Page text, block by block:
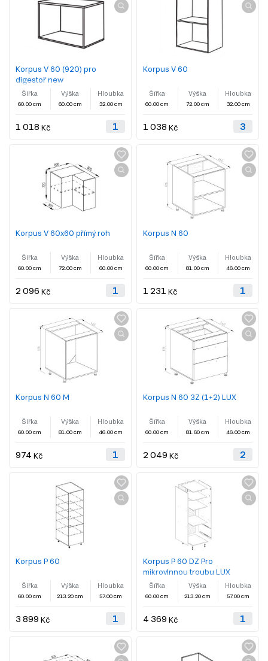
Korpus V 60 (920) pro
digestoř new
Šířka
60.00 cm
Výška
60.00 cm
Hloubka
32.00 cm
1 018 Kč
Korpus V 60
Šířka
60.00 cm
Výška
72.00 cm
Hloubka
32.00 cm
1 038 Kč
Korpus V 60x60 přímý roh
Šířka
60.00 cm
Výška
72.00 cm
Hloubka
60.00 cm
2 096 Kč
Korpus N 60
Šířka
60.00 cm
Výška
81.00 cm
Hloubka
46.00 cm
1 231 Kč
Korpus N 60 M
Šířka
60.00 cm
Výška
81.00 cm
Hloubka
46.00 cm
974 Kč
Korpus N 60 3Z (1+2) LUX
Šířka
60.00 cm
Výška
81.60 cm
Hloubka
46.00 cm
2 049 Kč
Korpus P 60
Šířka
60.00 cm
Výška
213.20 cm
Hloubka
57.00 cm
3 899 Kč
Korpus P 60 DZ Pro
mikrovlnnou troubu LUX
Šířka
60.00 cm
Výška
213.20 cm
Hloubka
57.00 cm
4 369 Kč